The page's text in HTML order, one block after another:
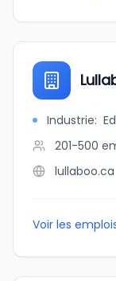
Industrie:
201-500
lullaboo.ca
Voir les